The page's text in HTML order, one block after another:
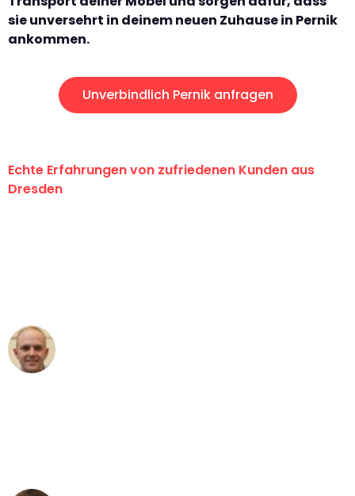
sie unversehrt in deinem neuen Zuhause in Pernik
ankommen.
Unverbindlich Pernik anfragen
Echte Erfahrungen von zufriedenen Kunden aus
Dresden